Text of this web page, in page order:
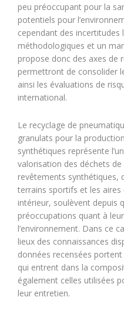
peu préoccupant pour la
potentiels pour
cependant des incertitudes
méthodologiques et un
propose donc des axes de
permettront de consolider
ainsi les évaluations de
international.
Le recyclage de
granulats pour la
synthétiques représente
valorisation des déchets de
revêtements synthétiques,
terrains sportifs et les
intérieur, soulèvent depuis
préoccupations quant à
l’environnement. Dans ce
lieux des connaissances
données recensées
qui entrent dans la
également celles utilisées
leur entretien.